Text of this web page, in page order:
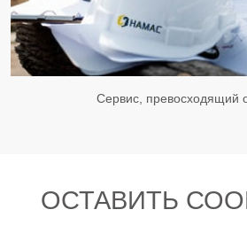
Сервис, превосходящий
ОСТАВИТЬ